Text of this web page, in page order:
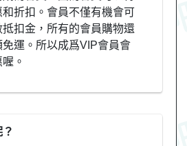
折扣。會員不僅有機會可
扣金，所有的會員購物還
運。所以成爲VIP會員會
。